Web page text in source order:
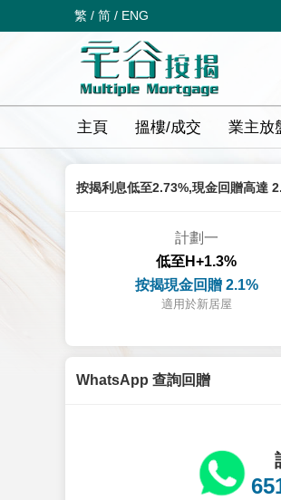
繁 / 简 / ENG
主頁 搵樓/成交 業主放
按揭利息低至2.73%,現金回贈高達
計劃一
低至H+1.3%
按揭現金回贈 2.1%
適用於新居屋
WhatsApp 查詢回贈